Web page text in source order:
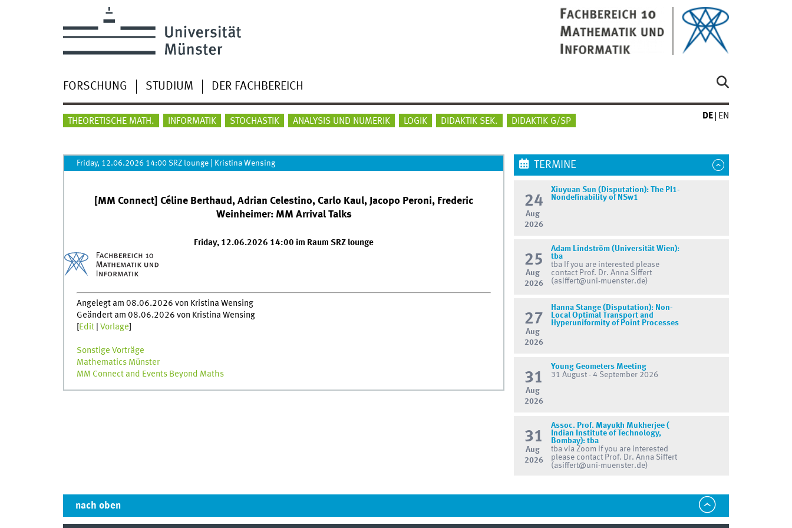
FORSCHUNG STUDIUM DER FACHBEREICH
THEORETISCHE MATH. INFORMATIK STOCHASTIK ANALYSIS UND NUMERIK LOGIK DIDAKTIK SEK. DIDAKTIK G/SP
DE EN
Friday, 12.06.2026 14:00 SRZ lounge| Kristina Wensing
[MM Connect] Céline Berthaud, Adrian Celestino, Carlo Kaul, Jacopo Peroni, Frederic
Weinheimer: MM Arrival Talks
Friday, 12.06.2026 14:00 im Raum SRZ lounge
Angelegt am 08.06.2026 von Kristina Wensing
Geändert am 08.06.2026 von Kristina Wensing
Edit| Vorlage
Sonstige Vorträge
Mathematics Münster
MM Connect and Events Beyond Maths
TERMINE
24
Aug
2026
Xiuyuan Sun (Disputation): The PI1-
Nondefinability of NSw1
25
Aug
2026
Adam Lindström (Universität Wien):
tba
tba If you are interested please
contact Prof. Dr. Anna Siffert
(asiffert@uni-muenster.de)
27
Aug
2026
Hanna Stange (Disputation): Non-
Local Optimal Transport and
Hyperuniformity of Point Processes
31
Aug
2026
Young Geometers Meeting
31 August - 4 September 2026
31
Aug
2026
Assoc. Prof. Mayukh Mukherjee (
Indian Institute of Technology,
Bombay): tba
tba via Zoom If you are interested
please contact Prof. Dr. Anna Siffert
(asiffert@uni-muenster.de)
nach oben